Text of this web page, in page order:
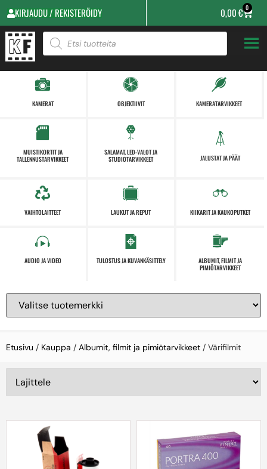
KIRJAUDU / REKISTERÖIDY 0,00€ 0
KAMERAT OBJEKTIIVIT KAMERATARVIKKEET
MUISTIKORTIT JA
TALLENNUSTARVIKKEET
SALAMAT, LED-VALOT JA
STUDIOTARVIKKEET
JALUSTAT JA PÄÄT
VAIHTOLAITTEET LAUKUT JA REPUT KIIKARIT JA KAUKOPUTKET
AUDIO JA VIDEO TULOSTUS JA KUVANKÄSITTELY
ALBUMIT, FILMIT JA
PIMIÖTARVIKKEET
Etusivu / Kauppa / Albumit, filmit ja pimiötarvikkeet / Värifilmit